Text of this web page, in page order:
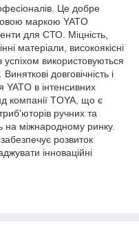
Це добре
маркою YATO
для СТО. Міцність,
матеріали, високоякісні
успіхом використовуються
довговічність і
YATO в інтенсивних
компанії TOYA, що є
ручних та
на міжнародному ринку.
розвиток
інноваційні